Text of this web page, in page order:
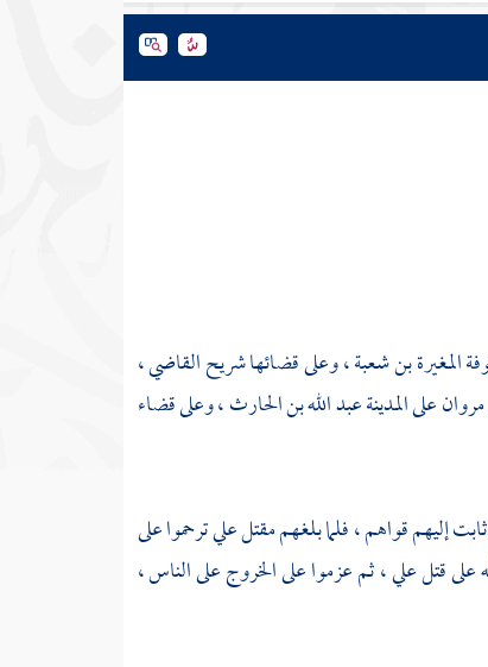
المغيرة بن شعبة، وعلى قضائهاشريح القاضي،
مروانعلىالمدينةعبد الله بن الحارث، وعلى قضاء
إليهم قواهم ، فلما بلغهم مقتلعليترحموا على
على قتلعلي، ثم عزموا على الخروج على الناس ،